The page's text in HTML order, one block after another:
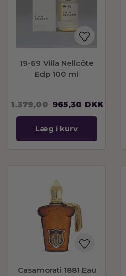
19-69 Villa Nellcôte
Edp 100 ml
1.379,00 965,30 DKK
Læg i kurv
Casamorati 1881 Eau